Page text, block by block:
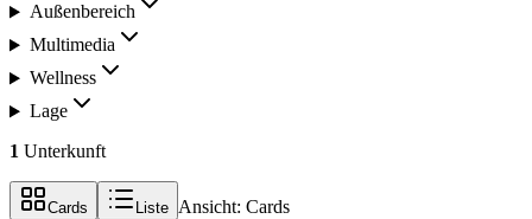
Außenbereich
Multimedia
Wellness
Lage
1 Unterkunft
Cards Liste Ansicht: Cards